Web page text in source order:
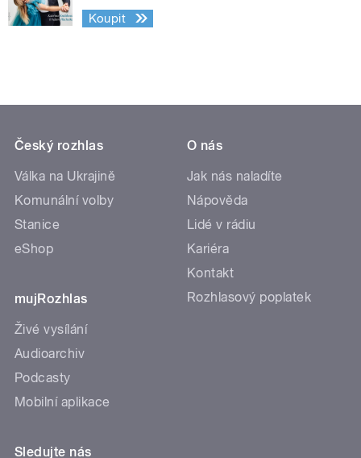
Koupit
Český rozhlas
Válka na Ukrajině
Komunální volby
Stanice
eShop
mujRozhlas
Živé vysílání
Audioarchiv
Podcasty
Mobilní aplikace
O nás
Jak nás naladíte
Nápověda
Lidé v rádiu
Kariéra
Kontakt
Rozhlasový poplatek
Sledujte nás